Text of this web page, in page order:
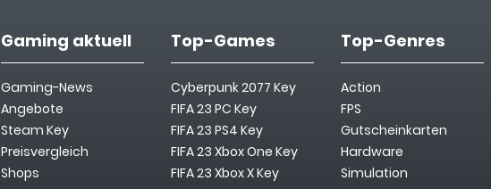
Gaming aktuell
Gaming-News
Angebote
Steam Key
Preisvergleich
Shops
Top-Games
Cyberpunk 2077 Key
FIFA 23 PC Key
FIFA 23 PS4 Key
FIFA 23 Xbox One Key
FIFA 23 Xbox X Key
Top-Genres
Action
FPS
Gutscheinkarten
Hardware
Simulation